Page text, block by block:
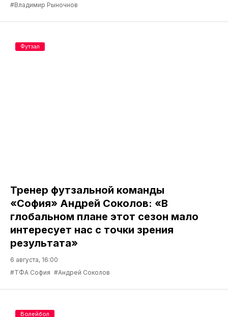
#Владимир Рыночнов
Тренер футзальной команды
«София» Андрей Соколов: «В
глобальном плане этот сезон мало
интересует нас с точки зрения
результата»
6 августа, 16:00
#ТФА София #Андрей Соколов
Футзал
Волейбол